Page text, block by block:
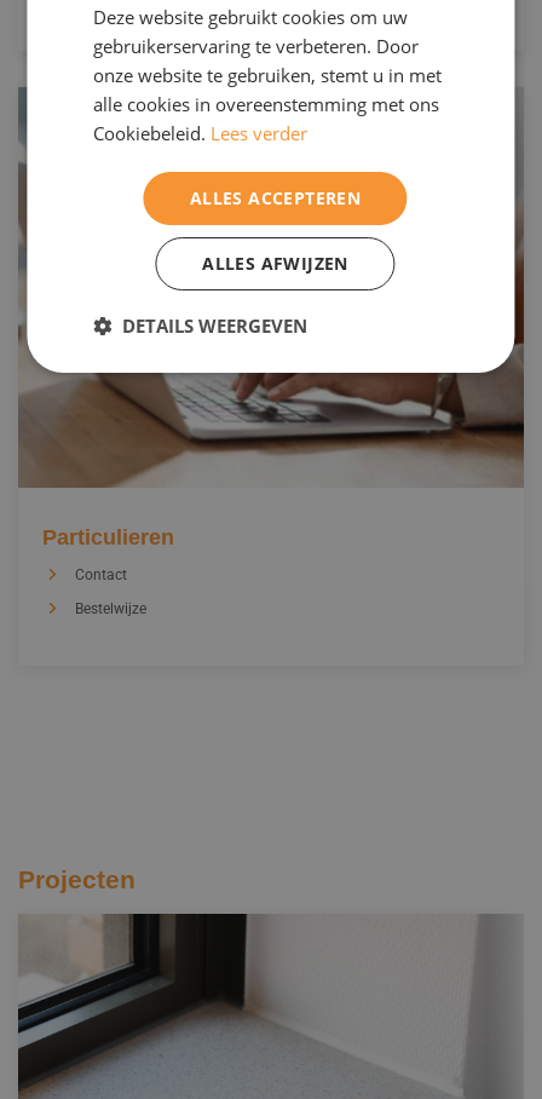
Particulieren
Contact
Bestelwijze
Projecten
Deze website gebruikt cookies om uw
gebruikerservaring te verbeteren. Door
onze website te gebruiken, stemt u in met
alle cookies in overeenstemming met ons
Cookiebeleid. Lees verder
ALLES ACCEPTEREN
ALLES AFWIJZEN
DETAILS WEERGEVEN